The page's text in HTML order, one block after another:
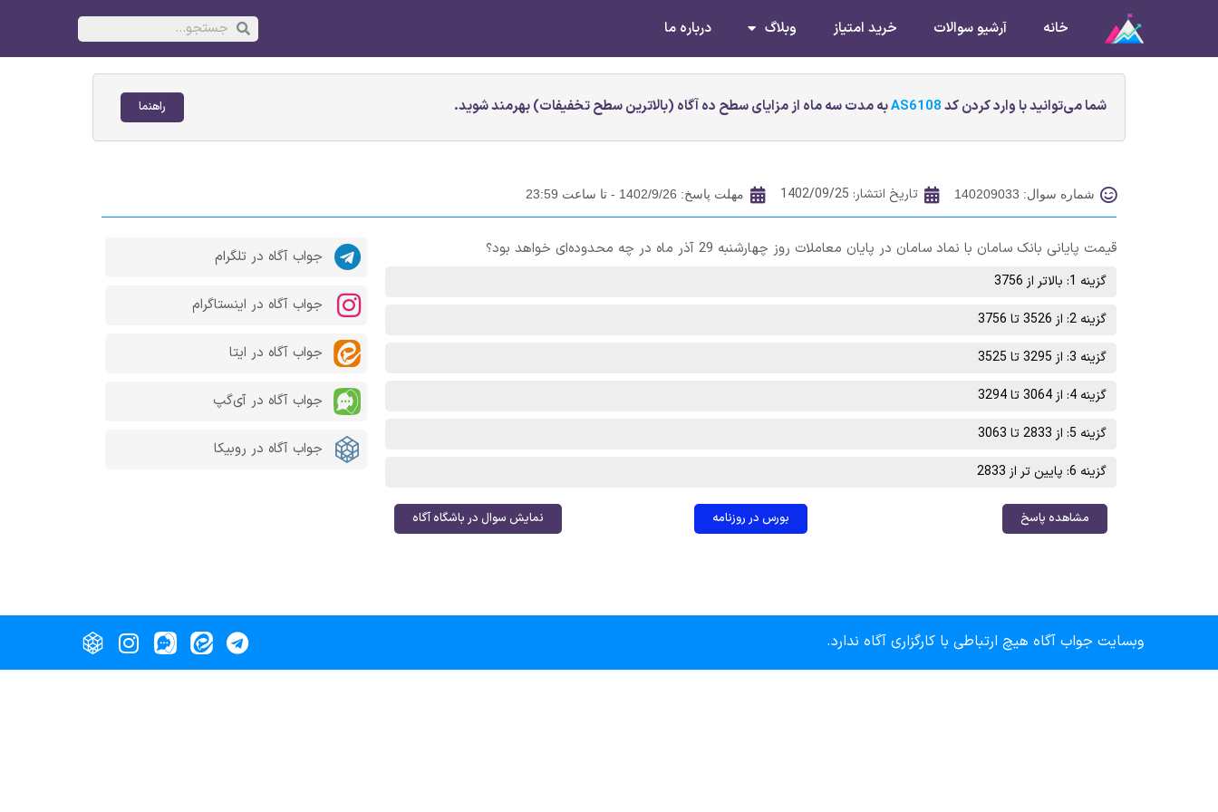
خانه آرشیو سوالات خرید امتیاز وبلاگ درباره ما
شما می‌توانید با وارد کردن کدAS6108به مدت سه ماه از مزایای سطح ده آگاه (بالاترین سطح تخفیفات) بهرمند شوید. راهنما
شماره سوال: 140209033 تاریخ انتشار: 1402/09/25 مهلت پاسخ: 1402/9/26 - تا ساعت 23:59
قیمت پایانی بانک سامان با نماد سامان در پایان معاملات روز چهارشنبه 29 آذر ماه در چه محدوده‌ای خواهد بود؟
گزینه 1: بالاتر از 3756
گزینه 2: از 3526 تا 3756
گزینه 3: از 3295 تا 3525
گزینه 4: از 3064 تا 3294
گزینه 5: از 2833 تا 3063
گزینه 6: پایین تر از 2833
مشاهده پاسخ بورس در روزنامه نمایش سوال در باشگاه آگاه
جواب آگاه در تلگرام
جواب آگاه در اینستاگرام
جواب آگاه در ایتا
جواب آگاه در آی‌گپ
جواب آگاه در روبیکا
وبسایت جواب آگاه هیچ ارتباطی با کارگزاری آگاه ندارد.